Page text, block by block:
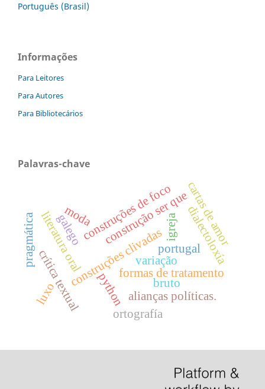
Português (Brasil)
Informações
Para Leitores
Para Autores
Para Bibliotecários
Palavras-chave
construções clivadas
construções de foco
construção ser que
galego
formas de tratamento
variação
cartas de amor
literatura oral
python bruto
alianças políticas.
crítica textual portugal
moda
luxo
igreja
pragmática
ortografía
dialectoloxía